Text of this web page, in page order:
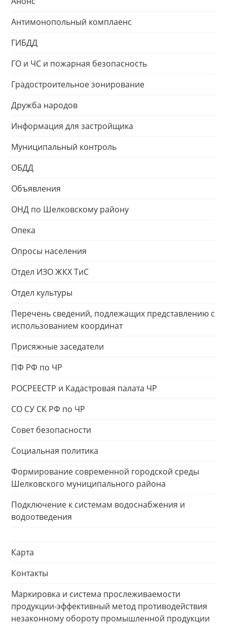
Антимонопольный комплаенс
ГИБДД
ГО и ЧС и пожарная безопасность
Градостроительное зонирование
Дружба народов
Информация для застройщика
Муниципальный контроль
ОБДД
Объявления
ОНД по Шелковскому району
Опека
Опросы населения
Отдел ИЗО ЖКХ ТиС
Отдел культуры
Перечень сведений, подлежащих представлению с
использованием координат
Присяжные заседатели
ПФ РФ по ЧР
РОСРЕЕСТР и Кадастровая палата ЧР
СО СУ СК РФ по ЧР
Совет безопасности
Социальная политика
Формирование современной городской среды
Шелковского муниципального района
Подключение к системам водоснабжения и
водоотведения
Карта
Контакты
Маркировка и система прослеживаемости
продукции-эффективный метод противодействия
незаконному обороту промышленной продукции